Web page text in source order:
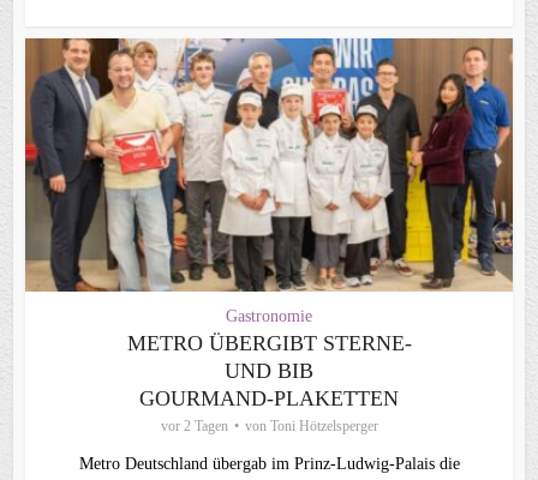
Gastronomie
METRO ÜBERGIBT STERNE-
UND BIB
GOURMAND‑PLAKETTEN
vor 2 Tagen von Toni Hötzelsperger
Metro Deutschland übergab im Prinz-Ludwig-Palais die